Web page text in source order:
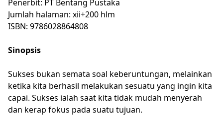
Penerbit: PT Bentang Pustaka
Jumlah halaman: xii+200 hlm
ISBN: 9786028864808
Sinopsis
Sukses bukan semata soal keberuntungan, melainkan
ketika kita berhasil melakukan sesuatu yang ingin kita
capai. Sukses ialah saat kita tidak mudah menyerah
dan kerap fokus pada suatu tujuan.